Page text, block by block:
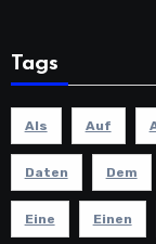
Tags
Als Auf
Daten Dem
Eine Einen